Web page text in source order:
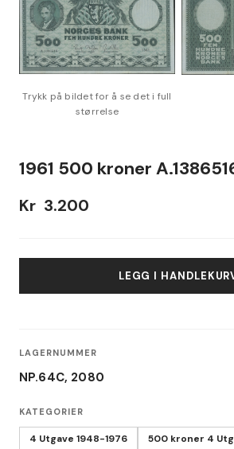
1961 500 kroner
Kr 3.200
LEGG I
LAGERNUMMER
NP.64C, 2080
KATEGORIER
4 Utgave 1948-1976
500 kroner 4